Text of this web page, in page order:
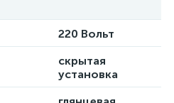
220 Вольт
скрытая
установка